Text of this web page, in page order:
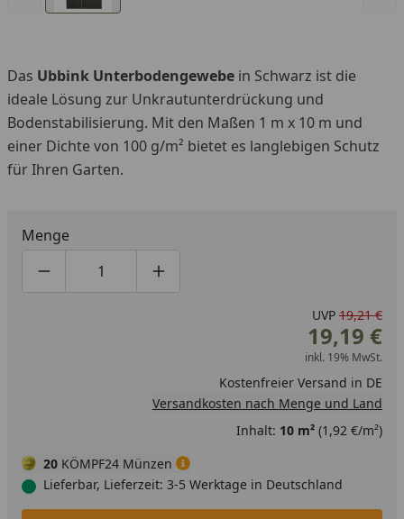
Das Ubbink Unterbodengewebe in Schwarz ist die
ideale Lösung zur Unkrautunterdrückung und
Bodenstabilisierung. Mit den Maßen 1 m x 10 m und
einer Dichte von 100 g/m² bietet es langlebigen Schutz
für Ihren Garten.
Menge
Produktmenge um eins verringern
Produktmenge manuell eingeben
Produktmenge um eins erhöhen
UVP 19,21 €
19,19 €
inkl. 19% MwSt.
Kostenfreier Versand in DE
Versandkosten nach Menge und Land
Inhalt: 10 m²(1,92 €/m²)
20 KÖMPF24 Münzen
Lieferbar, Lieferzeit: 3-5 Werktage in Deutschland